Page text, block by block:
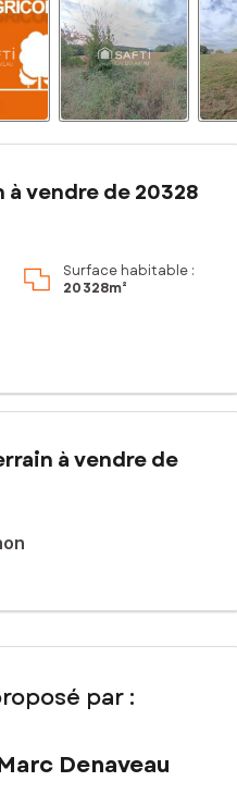
vendre de 20328
Surface habitable :
20 328m²
à vendre de
, commune de Cravant
auxquels ce bien est
site Géorisques :
par :
Denaveau